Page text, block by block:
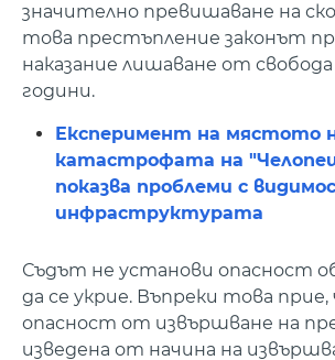
значително превишаване на
това престъпление законът
наказание лишаване от
години.
Експеримент на мястото
катастрофата на
показва проблеми с
инфраструктурата
Съдът не установи опасност
да се укрие. Въпреки това прие,
опасност от извършване на
изведена от начина на